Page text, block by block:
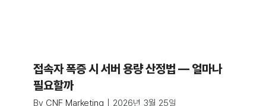
접속자 폭증 시 서버 용량 산정법 — 얼마나
필요할까
By CNF Marketing
2026년 3월 25일